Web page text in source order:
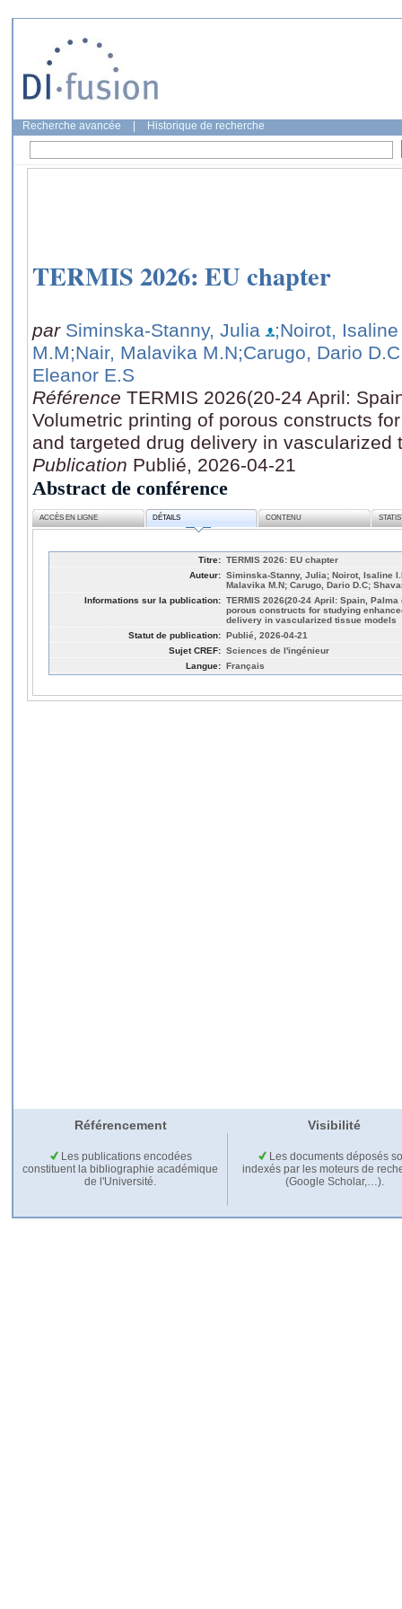
Recherche avancée Historique de recherche
TERMIS 2026: EU chapter
par Siminska-Stanny, Julia
;Noirot,
M.M;Nair, Malavika M.N;Carugo, Dario D.C
Eleanor E.S
Référence TERMIS 2026(20-24 April:
Volumetric printing of porous constructs
and targeted drug delivery in vascularized
Publication Publié, 2026-04-21
Abstract de conférence
ACCÈS EN LIGNE DÉTAILS CONTENU
Titre: TERMIS 2026: EU chapter
Auteur: Siminska-Stanny, Julia; Noirot, Isaline
Malavika M.N; Carugo, Dario D.C;
Informations sur la publication: TERMIS 2026(20-24 April: Spain,
porous constructs for studying
delivery in vascularized tissue models
Statut de publication: Publié, 2026-04-21
Sujet CREF: Sciences de l'ingénieur
Langue: Français
Référencement Visibilité
Les publications encodées
constituent la bibliographie académique
de l'Université.
Les documents déposés
indexés par les moteurs de
(Google Scholar,…).